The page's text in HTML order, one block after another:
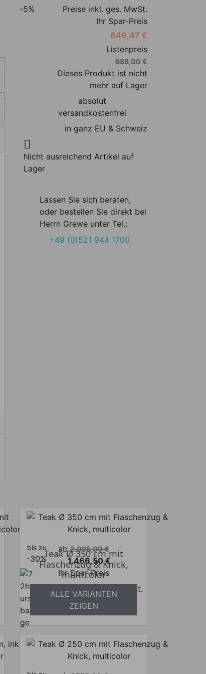
-5%
Preise inkl. ges. MwSt.
Ihr Spar-Preis
649,47 €
Listenpreis
688,00 €
Dieses Produkt ist nicht
mehr auf Lager
absolut
versandkostenfrei
in ganz EU & Schweiz

Nicht ausreichend Artikel auf
Lager
Lassen Sie sich beraten,
oder bestellen Sie direkt bei
Herrn Grewe unter Tel.:
+49 (0)521 944 1700
Verkaufspreis
ab 2.095,00 €
Preis
1.466,50 €
Ihr Spar-Preis
Preise inkl. ges. MwSt.
absolut versandkostenfrei
bis zu
-30%Teak Ø 350 cm mit
Flaschenzug & Knick,
multicolor
ALLE VARIANTEN
ZEIGEN